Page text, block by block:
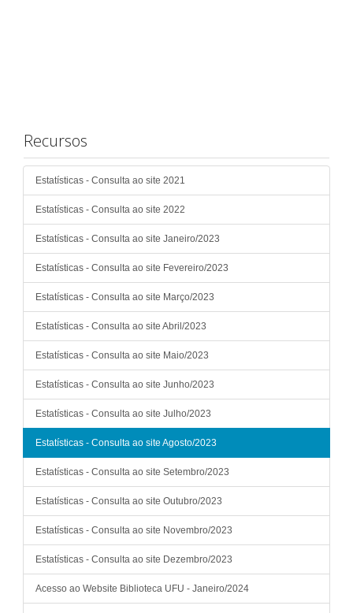
Recursos
Estatísticas - Consulta ao site 2021
Estatísticas - Consulta ao site 2022
Estatísticas - Consulta ao site Janeiro/2023
Estatísticas - Consulta ao site Fevereiro/2023
Estatísticas - Consulta ao site Março/2023
Estatísticas - Consulta ao site Abril/2023
Estatísticas - Consulta ao site Maio/2023
Estatísticas - Consulta ao site Junho/2023
Estatísticas - Consulta ao site Julho/2023
Estatísticas - Consulta ao site Agosto/2023
Estatísticas - Consulta ao site Setembro/2023
Estatísticas - Consulta ao site Outubro/2023
Estatísticas - Consulta ao site Novembro/2023
Estatísticas - Consulta ao site Dezembro/2023
Acesso ao Website Biblioteca UFU - Janeiro/2024